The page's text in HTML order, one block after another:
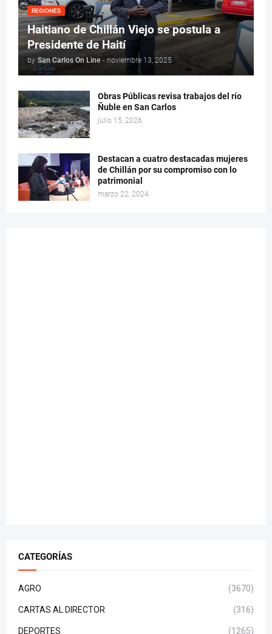
REGIONES
Haitiano de Chillán Viejo se postula a
Presidente de Haití
by San Carlos On Line - noviembre 13, 2025
Obras Públicas revisa trabajos del río
Ñuble en San Carlos
julio 15, 2026
Destacan a cuatro destacadas mujeres
de Chillán por su compromiso con lo
patrimonial
marzo 22, 2024
CATEGORÍAS
AGRO (3670)
CARTAS AL DIRECTOR (316)
DEPORTES (1265)